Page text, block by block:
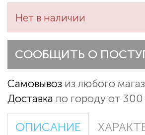
Нет в наличии
СООБЩИТЬ О
Самовывоз из любого
Доставка по городу от 300
ОПИСАНИЕ